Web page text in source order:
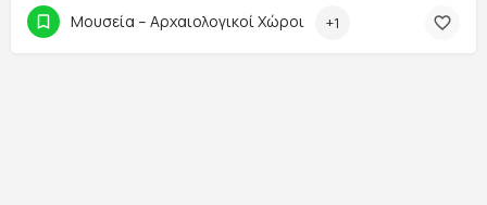
Μουσεία – Αρχαιολογικοί Χώροι +1